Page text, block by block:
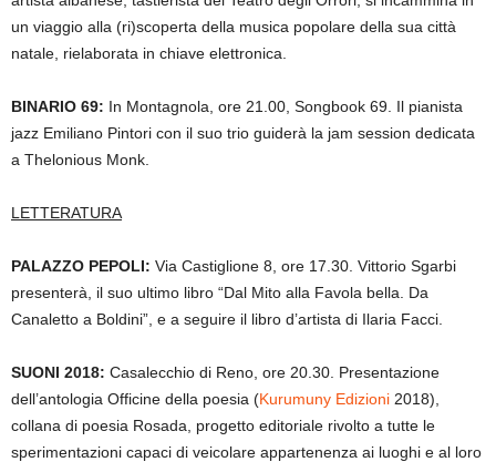
un viaggio alla (ri)scoperta della musica popolare della sua città
natale, rielaborata in chiave elettronica.
BINARIO 69: In Montagnola, ore 21.00, Songbook 69. Il pianista
jazz Emiliano Pintori con il suo trio guiderà la jam session dedicata
a Thelonious Monk.
LETTERATURA
PALAZZO PEPOLI: Via Castiglione 8, ore 17.30. Vittorio Sgarbi
presenterà, il suo ultimo libro “Dal Mito alla Favola bella. Da
Canaletto a Boldini”, e a seguire il libro d’artista di Ilaria Facci.
SUONI 2018: Casalecchio di Reno, ore 20.30. Presentazione
dell’antologia Officine della poesia (Kurumuny Edizioni 2018),
collana di poesia Rosada, progetto editoriale rivolto a tutte le
sperimentazioni capaci di veicolare appartenenza ai luoghi e al loro